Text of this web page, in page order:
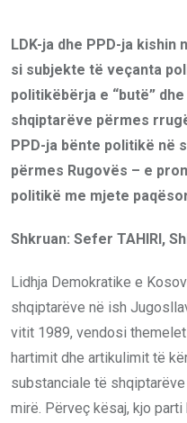
LDK-ja dhe PPD-ja kishin
si subjekte të veçanta
politikëbërja e “butë”
shqiptarëve përmes
PPD-ja bënte politikë në
përmes Rugovës – e
politikë me mjete
Shkruan: Sefer TAHIRI,
Lidhja Demokratike e
shqiptarëve në ish
vitit 1989, vendosi
hartimit dhe artikulimit të
substanciale të
mirë. Përveç kësaj, kjo